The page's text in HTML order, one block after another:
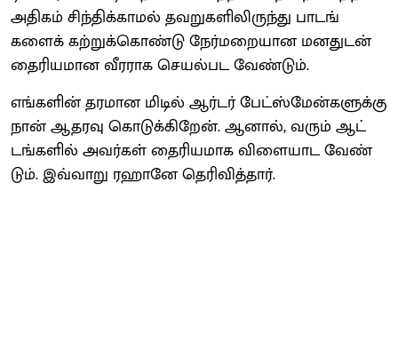
அதி​கம் சிந்​திக்​காமல் தவறுகளி​லிருந்து பாடங்​
களைக் கற்​றுக்​கொண்டு நேர்​மறை​யான மனதுடன்
தைரிய​மான வீர​ராக செயல்பட வேண்​டும்.
எங்​களின் தரமான மிடில் ஆர்​டர் பேட்​ஸ்​மேன்​களுக்கு
நான் ஆதரவு கொடுக்​கிறேன். ஆனால், வரும் ஆட்​
டங்​களில்​ அவர்​கள்​ தைரிய​மாக விளையாட வேண்​
டும்​. இவ்​வாறு ரஹானே தெரிவித்​தார்​.